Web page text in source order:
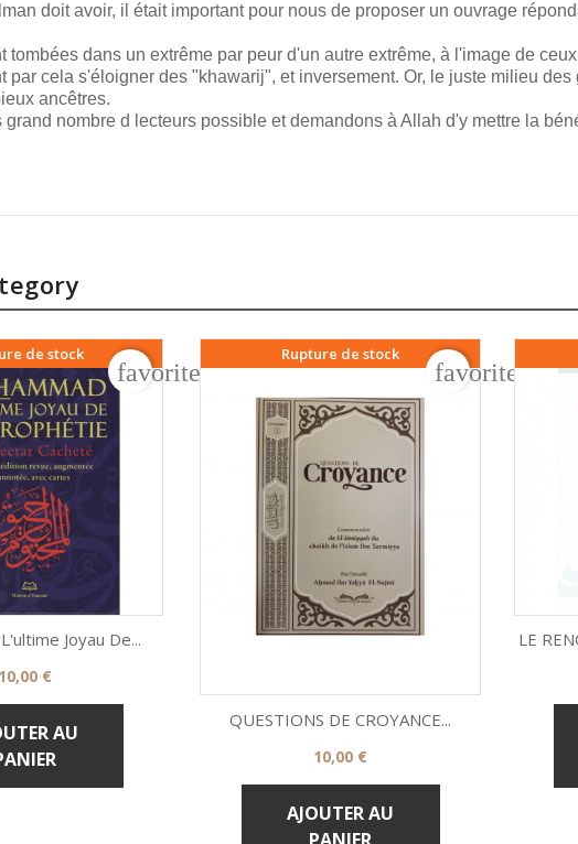
doit avoir, il était important pour nous de proposer un ouvrage
dans un extrême par peur d'un autre extrême, à l'image de
cela s'éloigner des "khawarij", et inversement. Or, le juste milieu des
ancêtres.
nombre d lecteurs possible et demandons à Allah d'y mettre la
de stock
rapide
Joyau De...
Prix
10,00 €
AU
favorite_border
Rupture de stock
 Aperçu rapide
QUESTIONS DE CROYANCE...
Prix
10,00 €
AJOUTER AU
PANIER
LE